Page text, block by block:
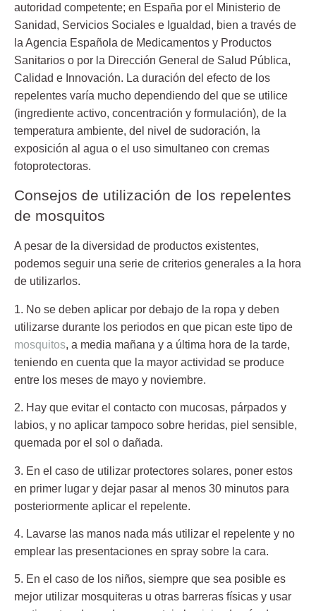
autoridad competente; en España por el Ministerio de
Sanidad, Servicios Sociales e Igualdad, bien a través de
la Agencia Española de Medicamentos y Productos
Sanitarios o por la Dirección General de Salud Pública,
Calidad e Innovación. La duración del efecto de los
repelentes varía mucho dependiendo del que se utilice
(ingrediente activo, concentración y formulación), de la
temperatura ambiente, del nivel de sudoración, la
exposición al agua o el uso simultaneo con cremas
fotoprotectoras.
Consejos de utilización de los repelentes
de mosquitos
A pesar de la diversidad de productos existentes,
podemos seguir una serie de criterios generales a la hora
de utilizarlos.
1. No se deben aplicar por debajo de la ropa y deben
utilizarse durante los periodos en que pican este tipo de
mosquitos, a media mañana y a última hora de la tarde,
teniendo en cuenta que la mayor actividad se produce
entre los meses de mayo y noviembre.
2. Hay que evitar el contacto con mucosas, párpados y
labios, y no aplicar tampoco sobre heridas, piel sensible,
quemada por el sol o dañada.
3. En el caso de utilizar protectores solares, poner estos
en primer lugar y dejar pasar al menos 30 minutos para
posteriormente aplicar el repelente.
4. Lavarse las manos nada más utilizar el repelente y no
emplear las presentaciones en spray sobre la cara.
5. En el caso de los niños, siempre que sea posible es
mejor utilizar mosquiteras u otras barreras físicas y usar